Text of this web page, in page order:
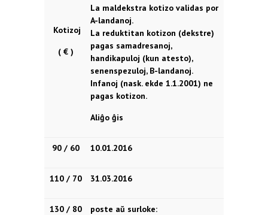
Kotizoj
( € )
La maldekstra kotizo validas por
A-landanoj.
La reduktitan kotizon (dekstre)
pagas samadresanoj,
handikapuloj (kun atesto),
senenspezuloj, B-landanoj.
Infanoj (nask. ekde 1.1.2001) ne
pagas kotizon.
Aliĝo ĝis
90 / 60 10.01.2016
110 / 70 31.03.2016
130 / 80 poste aŭ surloke: